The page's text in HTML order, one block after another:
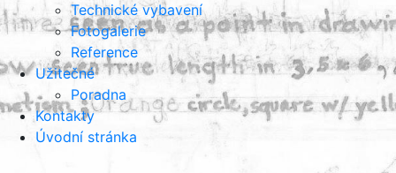
Technické vybavení
Fotogalerie
Reference
Užitečné
Poradna
Kontakty
Úvodní stránka